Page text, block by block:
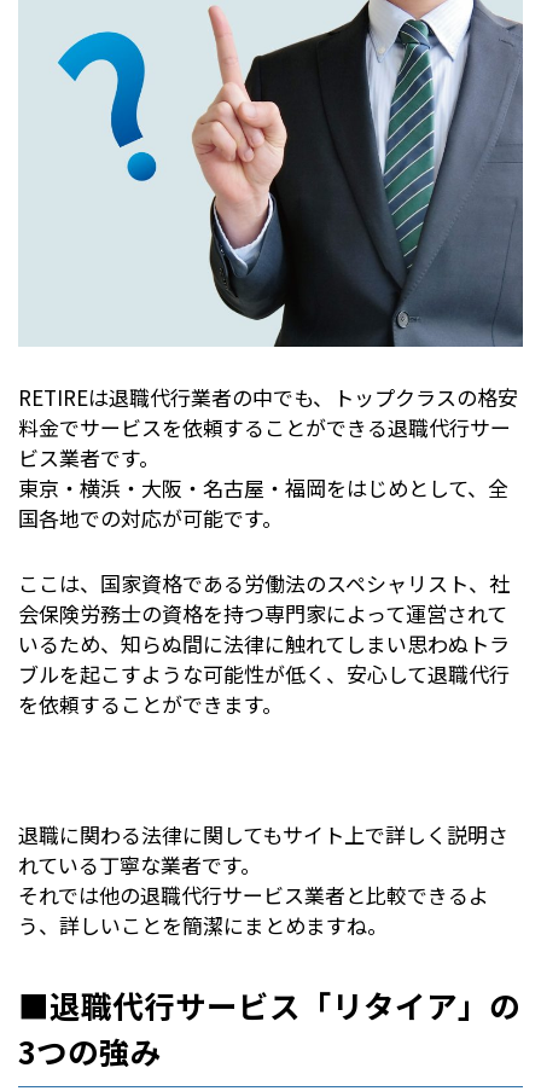
RETIREは退職代行業者の中でも、トップクラスの格安
料金でサービスを依頼することができる退職代行サー
ビス業者です。
東京・横浜・大阪・名古屋・福岡をはじめとして、全
国各地での対応が可能です。
ここは、国家資格である労働法のスペシャリスト、社
会保険労務士の資格を持つ専門家によって運営されて
いるため、知らぬ間に法律に触れてしまい思わぬトラ
ブルを起こすような可能性が低く、安心して退職代行
を依頼することができます。
退職に関わる法律に関してもサイト上で詳しく説明さ
れている丁寧な業者です。
それでは他の退職代行サービス業者と比較できるよ
う、詳しいことを簡潔にまとめますね。
■退職代行サービス「リタイア」の
3つの強み